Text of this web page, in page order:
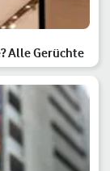
Alle Gerüchte